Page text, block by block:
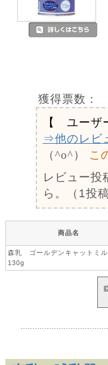
獲得票数：
【 ユーザ
⇒他のレビ
（^o^）
こ
レビュー投
ら。（1投
商品名
森乳 ゴールデンキャットミ
130g